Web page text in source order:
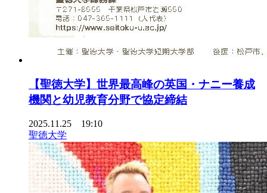
【聖徳大学】世界最高峰の英国・ナニー養成
機関と幼児教育分野で協定締結
2025.11.25 19:10
聖徳大学